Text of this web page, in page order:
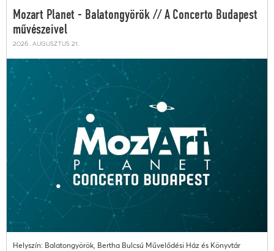
Mozart Planet - Balatongyörök // A Concerto Budapest
művészeivel
2026. augusztus 21.
Helyszín: Balatongyörök, Bertha Bulcsú Művelődési Ház és Könyvtár